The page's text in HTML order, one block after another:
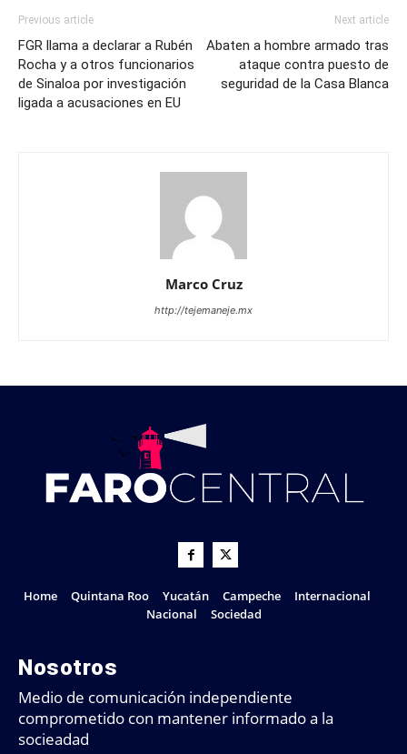
Previous article
FGR llama a declarar a Rubén
Rocha y a otros funcionarios
de Sinaloa por investigación
ligada a acusaciones en EU
Next article
Abaten a hombre armado tras
ataque contra puesto de
seguridad de la Casa Blanca
Marco Cruz
http://tejemaneje.mx
Home Quintana Roo Yucatán Campeche
Internacional
Nacional
Sociedad
Nosotros
Medio de comunicación independiente
comprometido con mantener informado a la
socieadad